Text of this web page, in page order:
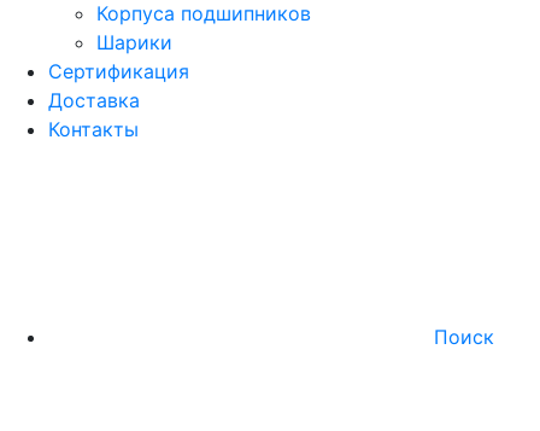
Корпуса подшипников
Шарики
Сертификация
Доставка
Контакты
Поиск